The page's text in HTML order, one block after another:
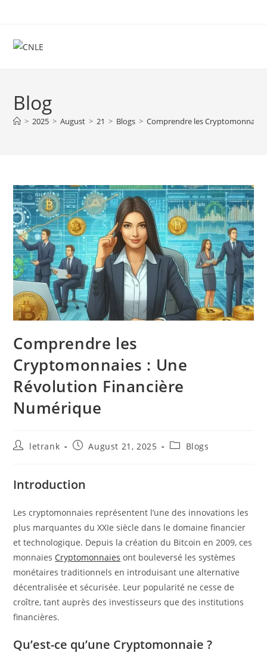
content
Blog
> 2025 > August > 21 > Blogs > Comprendre les
Comprendre les
Cryptomonnaies : Une
Révolution Financière
Numérique
Postletrank
PostAugust 21, 2025
PostBlogs
Introduction
Les cryptomonnaies représentent l’une des innovations les
plus marquantes du XXIe siècle dans le domaine financier
et technologique. Depuis la création du Bitcoin en 2009, ces
monnaies Cryptomonnaies ont bouleversé les systèmes
monétaires traditionnels en introduisant une alternative
décentralisée et sécurisée. Leur popularité ne cesse de
croître, tant auprès des investisseurs que des institutions
financières.
Qu’est-ce qu’une Cryptomonnaie ?